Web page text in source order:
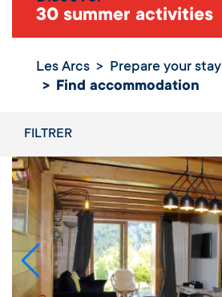
30 summer activities
Les Arcs
Prepare your stay
Find accommodation
FILTRER